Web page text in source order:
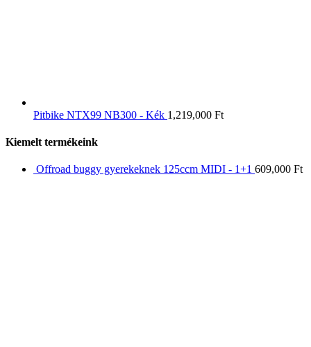
Pitbike NTX99 NB300 - Kék 1,219,000 Ft
Kiemelt termékeink
Offroad buggy gyerekeknek 125ccm MIDI - 1+1 609,000 Ft